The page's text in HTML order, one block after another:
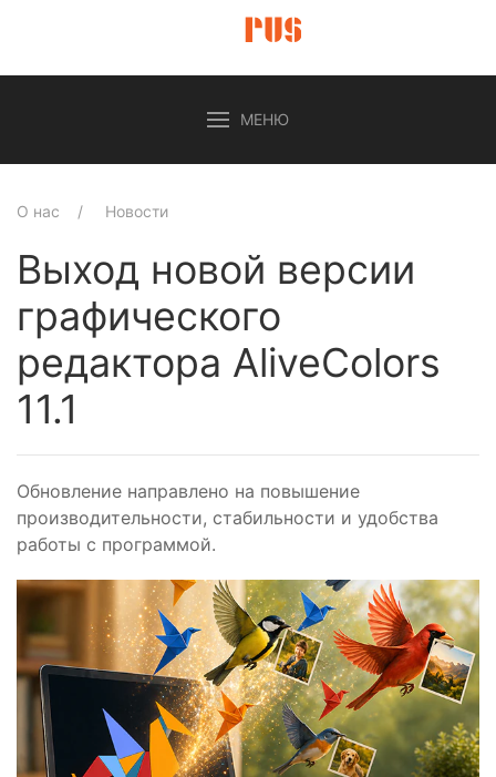
МЕНЮ
О нас Новости
Выход новой версии
графического
редактора AliveColors
11.1
Обновление направлено на повышение
производительности, стабильности и удобства
работы с программой.